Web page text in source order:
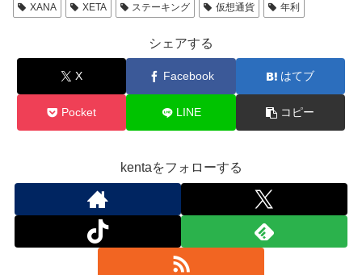
XANA
XETA ステーキング 仮想通貨 年利
シェアする
X Facebook はてブ
Pocket LINE コピー
kentaをフォローする